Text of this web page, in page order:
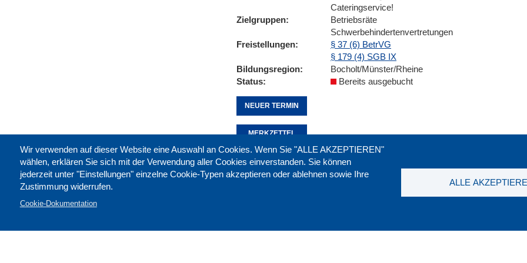
Cateringservice!
Zielgruppen
Betriebsräte
Schwerbehindertenvertretungen
Freistellungen
§ 37 (6) BetrVG
§ 179 (4) SGB IX
Bildungsregion
Bocholt/Münster/Rheine
Status
Bereits ausgebucht
NEUER TERMIN
MERKZETTEL
Wir verwenden auf dieser Website eine Auswahl an Cookies. Wenn Sie "ALLE AKZEPTIEREN"
wählen, erklären Sie sich mit der Verwendung aller Cookies einverstanden. Sie können
jederzeit unter "Einstellungen" einzelne Cookie-Typen akzeptieren oder ablehnen sowie Ihre
Zustimmung widerrufen.
Cookie-Dokumentation
ALLE
Diese Seite empfehlen: drucken: